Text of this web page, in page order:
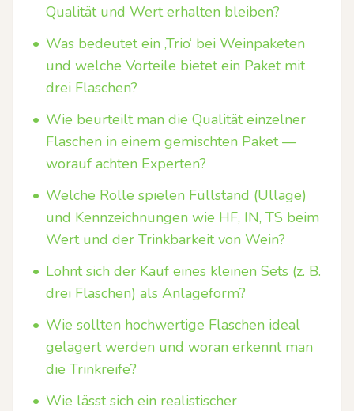
Qualität und Wert erhalten bleiben?
• Was bedeutet ein ‚Trio‘ bei Weinpaketen
und welche Vorteile bietet ein Paket mit
drei Flaschen?
• Wie beurteilt man die Qualität einzelner
Flaschen in einem gemischten Paket —
worauf achten Experten?
• Welche Rolle spielen Füllstand (Ullage)
und Kennzeichnungen wie HF, IN, TS beim
Wert und der Trinkbarkeit von Wein?
• Lohnt sich der Kauf eines kleinen Sets (z. B.
drei Flaschen) als Anlageform?
• Wie sollten hochwertige Flaschen ideal
gelagert werden und woran erkennt man
die Trinkreife?
• Wie lässt sich ein realistischer